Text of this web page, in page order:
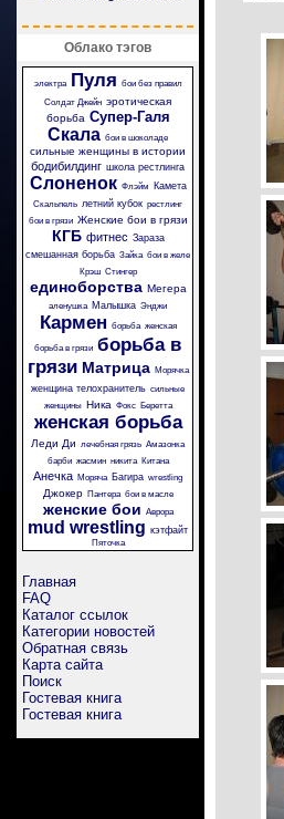
Облако тэгов
электра Пуля бои без правил
Солдат Джейн эротическая
борьба Супер-Галя
Скала бои в шоколаде
сильные женщины в истории
бодибилдинг школа рестлинга
Слоненок Флэйм Камета
Скальпель летний кубок рестлинг
бои в грязи Женские бои в грязи
КГБ фитнес Зараза
смешанная борьба Зайка бои в желе
Крэш Стингер
единоборства Мегера
аленушка Малышка Энджи
Кармен борьба женская
борьба в грязи борьба в
грязи Матрица Морячка
женщина телохранитель сильные
женщины Ника Фокс Беретта
женская борьба
Леди Ди лечебная грязь Амазонка
барби жасмин никита Китана
Анечка Моряча Багира wrestling
Джокер Пантера бои в масле
женские бои Аврора
mud wrestling кэтфайт
Пяточка
Главная
FAQ
Каталог ссылок
Категории новостей
Обратная связь
Карта сайта
Поиск
Гостевая книга
Гостевая книга